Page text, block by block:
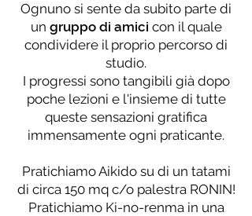
Ognuno si sente da subito parte di
un gruppo di amici con il quale
condividere il proprio percorso di
studio.
I progressi sono tangibili già dopo
poche lezioni e l'insieme di tutte
queste sensazioni gratifica
immensamente ogni praticante.
Pratichiamo Aikido su di un tatami
di circa 150 mq c/o palestra RONIN!
Pratichiamo Ki-no-renma in una